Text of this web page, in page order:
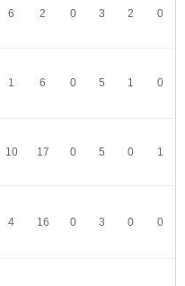
6 2 0 3 2 0
1 6 0 5 1 0
10 17 0 5 0 1
4 16 0 3 0 0